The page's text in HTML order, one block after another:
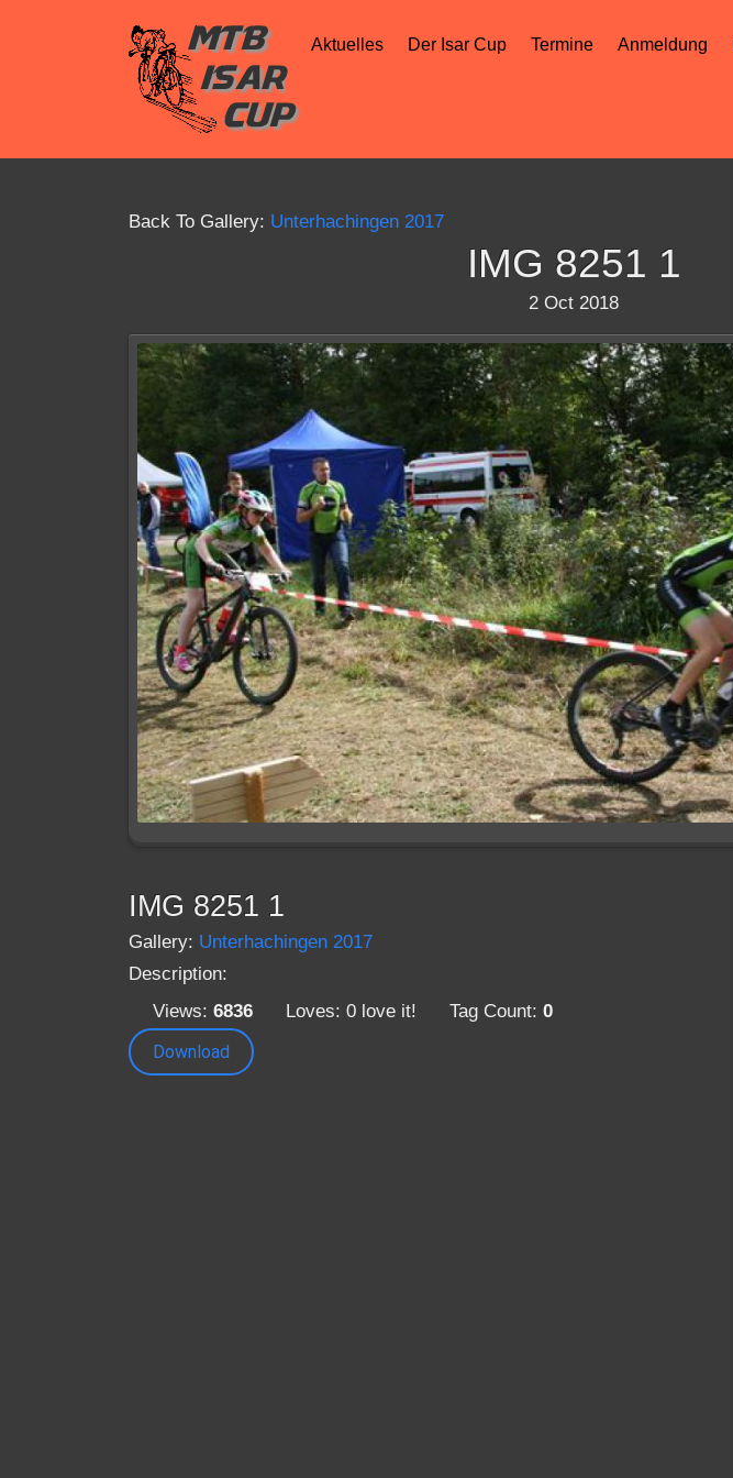
Aktuelles Der Isar Cup Termine Anmeldung
Back To Gallery: Unterhachingen 2017
IMG 8251 1
2 Oct 2018
IMG 8251 1
Gallery: Unterhachingen 2017
Description:
Views: 6836 Loves: 0 love it! Tag Count: 0
Download